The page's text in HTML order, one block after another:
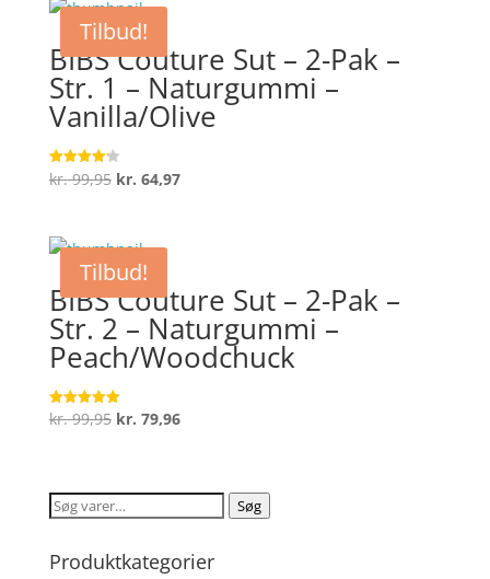
var:
kr. 89,95.
Tilbud!
BIBS Couture Sut – 2-Pak –
Str. 1 – Naturgummi –
Vanilla/Olive
Vurderet
4.2
kr.99,95 Den
var:
kr. 99,95.
kr. 64,97Den
Tilbud!
BIBS Couture Sut – 2-Pak –
Str. 2 – Naturgummi –
Peach/Woodchuck
Vurderet
5
kr.99,95 Den
var:
kr. 99,95.
kr. 79,96Den
er:
kr. 79,96.
Søg
Søg
Produktkategorier